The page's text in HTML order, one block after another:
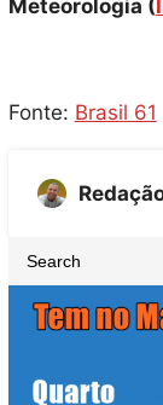
Meteorologia (
Fonte: Brasil 61
e